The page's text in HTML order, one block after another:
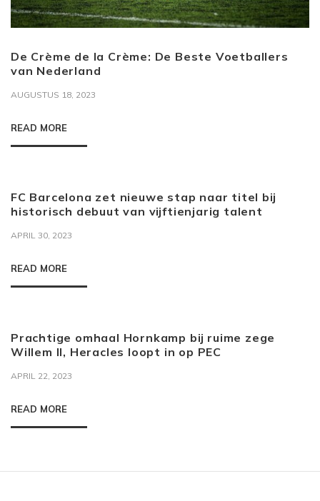
De Crème de la Crème: De Beste Voetballers
van Nederland
AUGUSTUS 18, 2023
READ MORE
FC Barcelona zet nieuwe stap naar titel bij
historisch debuut van vijftienjarig talent
APRIL 30, 2023
READ MORE
Prachtige omhaal Hornkamp bij ruime zege
Willem II, Heracles loopt in op PEC
APRIL 22, 2023
READ MORE